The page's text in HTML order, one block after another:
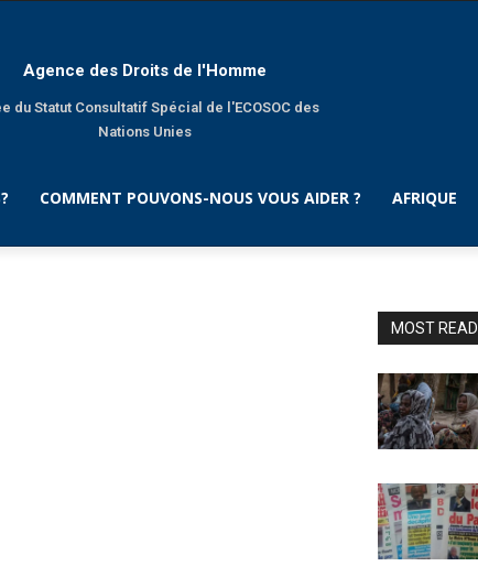
Agence des Droits de l'Homme
du Statut Consultatif Spécial de l'ECOSOC des
Nations Unies
COMMENT POUVONS-NOUS VOUS AIDER ? AFRIQUE
MOST READ